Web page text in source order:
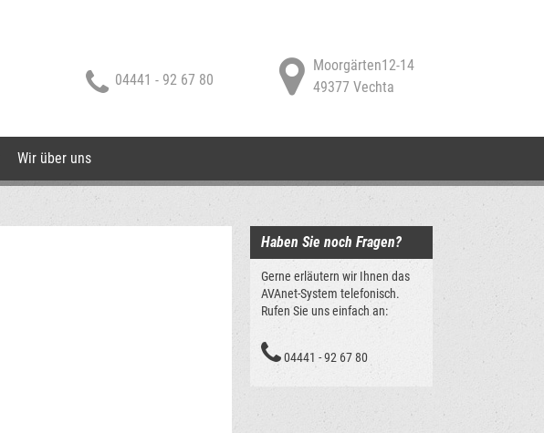
04441 - 92 67 80
Moorgärten12-14
49377 Vechta
Wir über uns
Haben Sie noch Fragen?
Gerne erläutern wir Ihnen das
AVAnet-System telefonisch.
Rufen Sie uns einfach an:
04441 - 92 67 80